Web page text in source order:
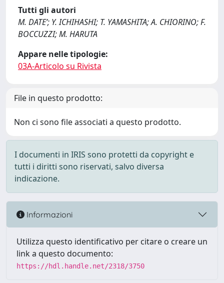
Tutti gli autori
M. DATE’; Y. ICHIHASHI; T. YAMASHITA; A. CHIORINO; F.
BOCCUZZI; M. HARUTA
Appare nelle tipologie:
03A-Articolo su Rivista
File in questo prodotto:
Non ci sono file associati a questo prodotto.
I documenti in IRIS sono protetti da copyright e
tutti i diritti sono riservati, salvo diversa
indicazione.
Informazioni
Utilizza questo identificativo per citare o creare un
link a questo documento:
https://hdl.handle.net/2318/3750